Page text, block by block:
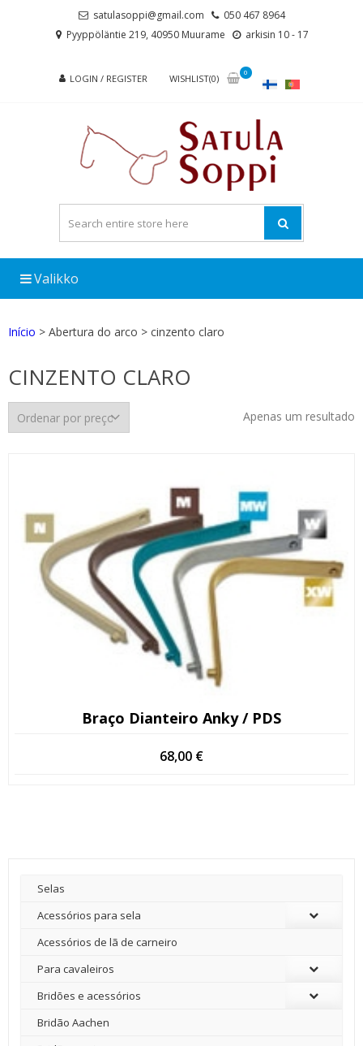
satulasoppi@gmail.com
050 467 8964
Pyyppöläntie 219, 40950 Muurame
arkisin 10 - 17
LOGIN / REGISTER WISHLIST(0)
0
Valikko
Início > Abertura do arco > cinzento claro
CINZENTO CLARO
Apenas um resultado
Braço Dianteiro Anky / PDS
68,00 €
Selas
Acessórios para sela
Acessórios de lã de carneiro
Para cavaleiros
Bridões e acessórios
Bridão Aachen